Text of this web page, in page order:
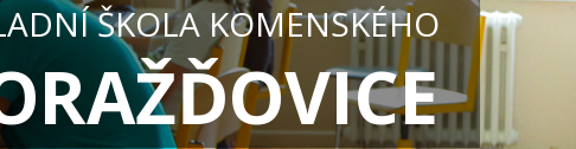
ŠKOLA KOMENSKÉHO